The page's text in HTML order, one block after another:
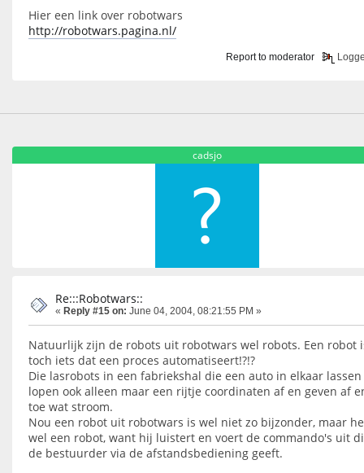
Hier een link over robotwars
http://robotwars.pagina.nl/
Report to moderator
cadsjo
Re:::Robotwars::
« Reply #15 on: June 04, 2004, 08:21:55 PM »
Natuurlijk zijn de robots uit robotwars wel robots. Een robot
toch iets dat een proces automatiseert!?!?
Die lasrobots in een fabriekshal die een auto in elkaar lassen
lopen ook alleen maar een rijtje coordinaten af en geven af
toe wat stroom.
Nou een robot uit robotwars is wel niet zo bijzonder, maar
wel een robot, want hij luistert en voert de commando's uit
de bestuurder via de afstandsbediening geeft.